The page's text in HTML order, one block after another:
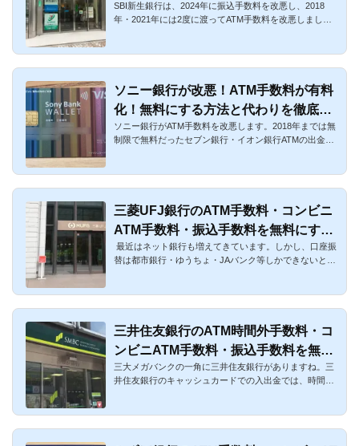
方法と代わりを徹底解説
SBI新生銀行は、2024年に振込手数料を改悪し、2018
年・2021年には2度に渡ってATM手数料を改悪しまし
ソニー銀行が改悪！ATM手数料が有料
化！無料にする方法と代わりを徹底解
説
ソニー銀行がATM手数料を改悪します。2018年までは無
制限で無料だったセブン銀行・イオン銀行ATMの出金手
三菱UFJ銀行のATM手数料・コンビニ
ATM手数料・振込手数料を無料にする
方法まとめ
最近はネット銀行も増えてきています。しかし、口座振
替は都市銀行・ゆうちょ・JAバンク等しかできないとい
三井住友銀行のATM時間外手数料・コ
ンビニATM手数料・振込手数料を無料
にする方法まとめ
三大メガバンクの一角に三井住友銀行がありますね。三
井住友銀行のキャッシュカードでの入出金では、時間外